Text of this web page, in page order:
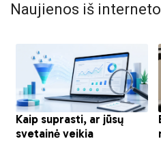
Naujienos iš interneto